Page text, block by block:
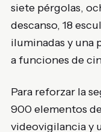
siete pérgolas,
descanso, 18
iluminadas y una
a funciones de
Para reforzar la
900 elementos
videovigilancia y